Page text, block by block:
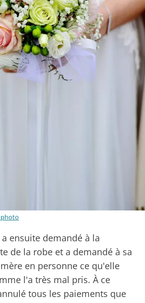
ensuite demandé à la
de la robe et a demandé à sa
en personne ce qu'elle
l'a très mal pris. À ce
tous les paiements que